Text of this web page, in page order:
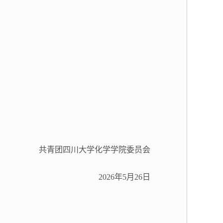
共青团四川大学化学学院委员会
2026年5月 26 日